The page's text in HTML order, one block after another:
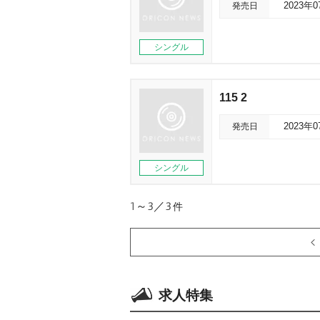
シングル
発売日 2023年
シングル
115 2
発売日 2023年
1～3／3件
求人特集